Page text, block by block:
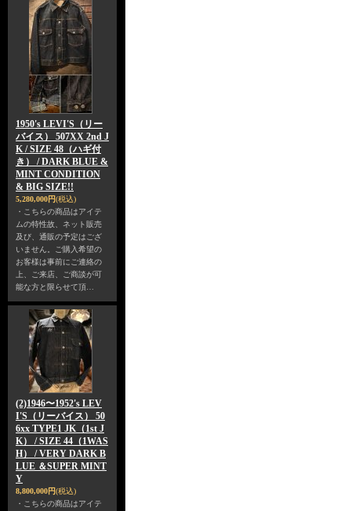
1950's LEVI'S（リー
バイス） 507XX 2nd J
K / SIZE 48（ハギ付
き） / DARK BLUE &
MINT CONDITION
& BIG SIZE!!
5,280,000円(税込)
・こちらの商品はアイテ
ムの特性故、ネット販売
及び、通販の予定はござ
いません。ご購入希望の
お客様は事前にご連絡の
上、ご来店、ご商談が可
能な方と限らせて頂…
(2)1946〜1952's LEV
I'S（リーバイス） 50
6xx TYPE1 JK（1st J
K） / SIZE 44（1WAS
H） / VERY DARK B
LUE ＆SUPER MINT
Y
8,800,000円(税込)
・こちらの商品はアイテ